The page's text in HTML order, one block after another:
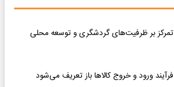
تمرکز بر ظرفیت‌های گردشگری و توسعه محلی
فرآیند ورود و خروج کالاها باز تعریف می‌شود